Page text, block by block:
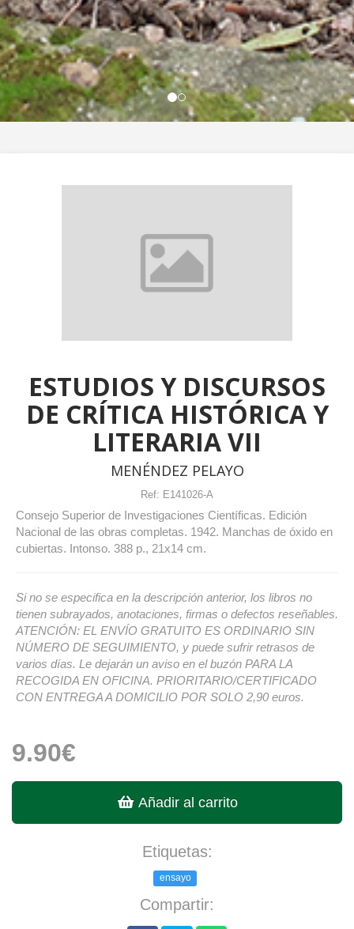
ESTUDIOS Y DISCURSOS
DE CRÍTICA HISTÓRICA Y
LITERARIA VII
MENÉNDEZ PELAYO
Ref: E141026-A
Consejo Superior de Investigaciones Científicas. Edición
Nacional de las obras completas. 1942. Manchas de óxido en
cubiertas. Intonso. 388 p., 21x14 cm.
Si no se especifica en la descripción anterior, los libros no
tienen subrayados, anotaciones, firmas o defectos reseñables.
ATENCIÓN: EL ENVÍO GRATUITO ES ORDINARIO SIN
NÚMERO DE SEGUIMIENTO, y puede sufrir retrasos de
varios días. Le dejarán un aviso en el buzón PARA LA
RECOGIDA EN OFICINA. PRIORITARIO/CERTIFICADO
CON ENTREGA A DOMICILIO POR SOLO 2,90 euros.
9.90€
Añadir al carrito
Etiquetas:
ensayo
Compartir: